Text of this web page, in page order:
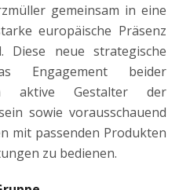
gemeinsam in eine
europäische Präsenz
Diese neue strategische
Engagement beider
aktive Gestalter der
sowie vorausschauend
mit passenden Produkten
zu bedienen.